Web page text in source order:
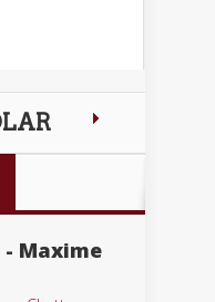
- Maxime